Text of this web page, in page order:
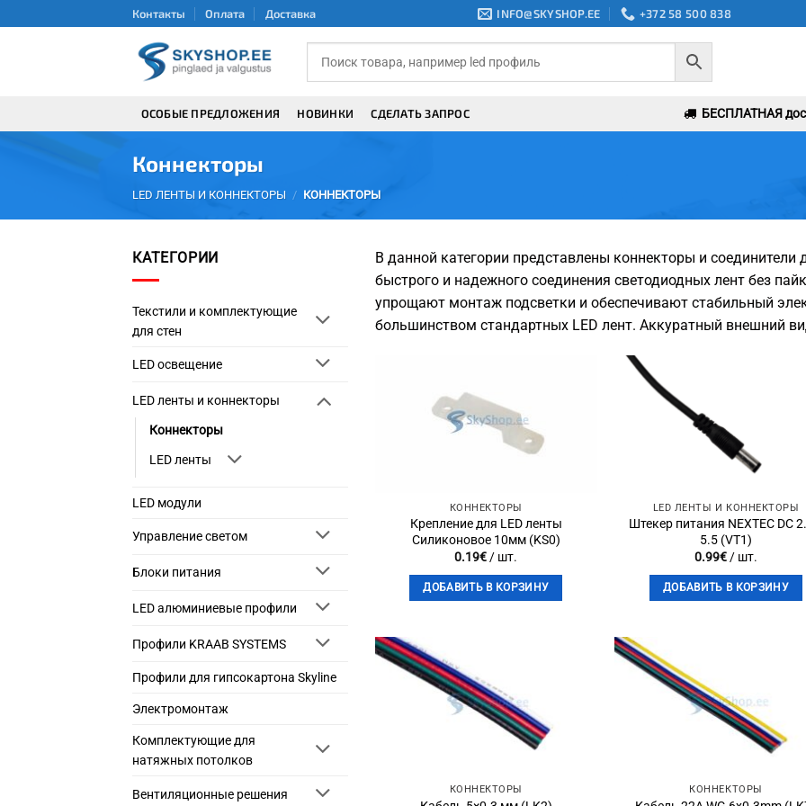
to
Контакты Оплата Доставка INFO@SKYSHOP.EE +372 58 500 838
ОСОБЫЕ ПРЕДЛОЖЕНИЯ НОВИНКИ СДЕЛАТЬ ЗАПРОС БЕСПЛАТНАЯ
Коннекторы
LED ЛЕНТЫ И КОННЕКТОРЫ / КОННЕКТОРЫ
КАТЕГОРИИ
Текстили и комплектующие
для стен
LED освещение
LED ленты и коннекторы
Коннекторы
LED ленты
LED модули
Управление светом
Блоки питания
LED алюминиевые профили
Профили KRAAB SYSTEMS
Профили для гипсокартона Skyline
Электромонтаж
Комплектующие для
натяжных потолков
Вентиляционные решения
В данной категории представлены коннекторы и соединители
быстрого и надежного соединения светодиодных лент без
упрощают монтаж подсветки и обеспечивают стабильный
большинством стандартных LED лент. Аккуратный внешний
КОННЕКТОРЫ
Крепление для LED ленты
Силиконовое 10мм (KS0)
0.19€/ шт.
ДОБАВИТЬ В КОРЗИНУ
LED ЛЕНТЫ И КОННЕКТОРЫ
Штекер питания NEXTEC DC
5.5 (VT1)
0.99€/ шт.
ДОБАВИТЬ В КОРЗИНУ
КОННЕКТОРЫ КОННЕКТОРЫ